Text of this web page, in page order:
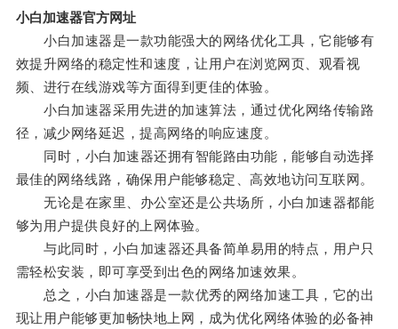
小白加速器官方网址
小白加速器是一款功能强大的网络优化工具，它能够有
效提升网络的稳定性和速度，让用户在浏览网页、观看视
频、进行在线游戏等方面得到更佳的体验。
小白加速器采用先进的加速算法，通过优化网络传输路
径，减少网络延迟，提高网络的响应速度。
同时，小白加速器还拥有智能路由功能，能够自动选择
最佳的网络线路，确保用户能够稳定、高效地访问互联网。
无论是在家里、办公室还是公共场所，小白加速器都能
够为用户提供良好的上网体验。
与此同时，小白加速器还具备简单易用的特点，用户只
需轻松安装，即可享受到出色的网络加速效果。
总之，小白加速器是一款优秀的网络加速工具，它的出
现让用户能够更加畅快地上网，成为优化网络体验的必备神